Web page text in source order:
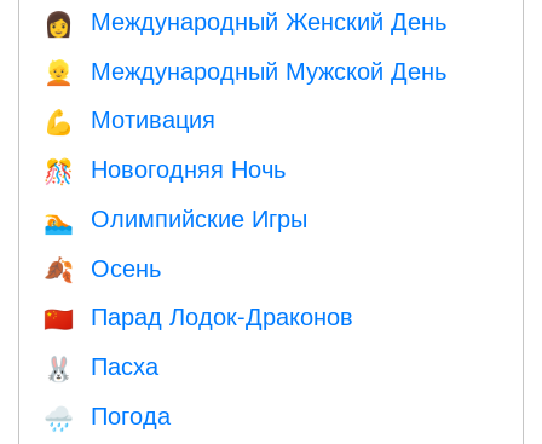
👩 Международный Женский День
👱 Международный Мужской День
💪 Мотивация
🎊 Новогодняя Ночь
🏊 Олимпийские Игры
🍂 Осень
🇨🇳 Парад Лодок-Драконов
🐰 Пасха
🌧 Погода